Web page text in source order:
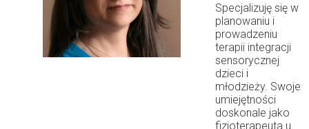
Specjalizuję się w
planowaniu i
prowadzeniu
terapii integracji
sensorycznej
dzieci i
młodzieży. Swoje
umiejętności
doskonale jako
fizjoterapeuta u